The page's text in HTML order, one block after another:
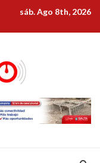
sáb. Ago 8th, 2026